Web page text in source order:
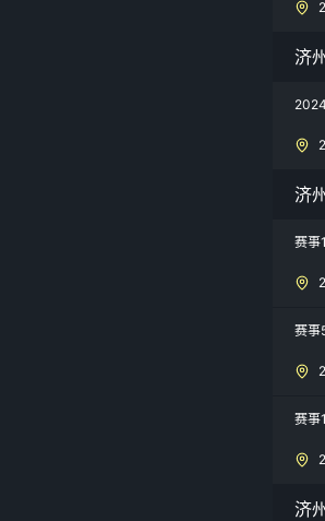
济
济
赛事
赛事
赛事
济